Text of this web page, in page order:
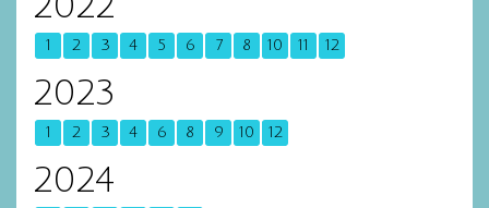
1 2 3 4 5 6 7 8 10 11 12
2023
1 2 3 4 6 8 9 10 12
2024